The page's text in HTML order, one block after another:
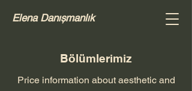
Elena Danıșmanlık
Bölümlerimiz
Price information about aesthetic and